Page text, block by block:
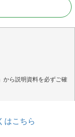
から説明資料を必ずご確
はこちら